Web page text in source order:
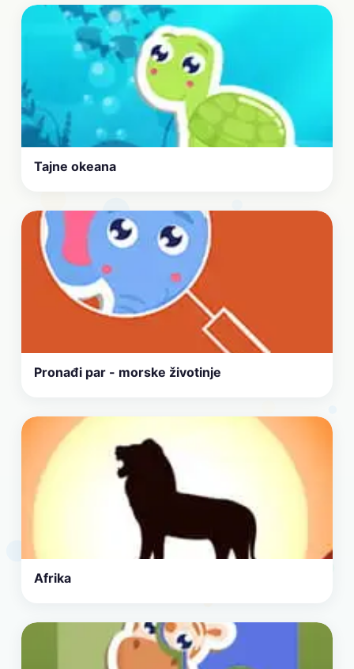
Tajne okeana
Pronađi par - morske životinje
Afrika